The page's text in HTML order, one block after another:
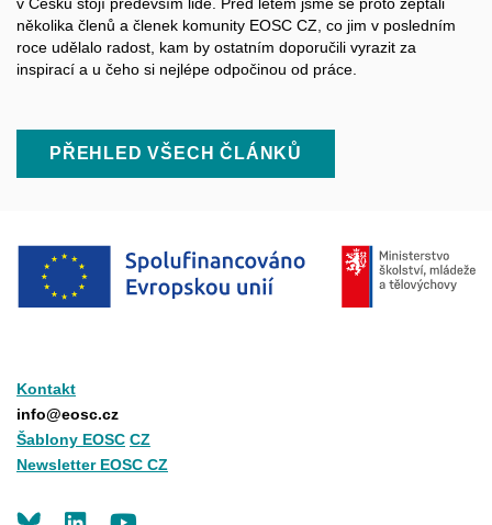
v Česku stojí především lidé. Před létem jsme se proto zeptali
několika členů a členek komunity EOSC CZ, co jim v posledním
roce udělalo radost, kam by ostatním doporučili vyrazit za
inspirací a u čeho si nejlépe odpočinou od práce.
PŘEHLED VŠECH ČLÁNKŮ
Kontakt
info@eosc.cz
Šablony EOSC CZ
Newsletter EOSC CZ